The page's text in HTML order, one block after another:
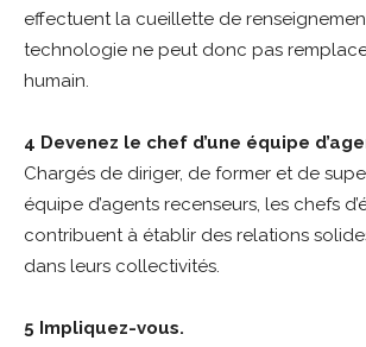
effectuent la cueillette de
technologie ne peut donc pas
humain.
4 Devenez le chef d’une équipe
Chargés de diriger, de former et de
équipe d’agents recenseurs, les chefs
contribuent à établir des relations
dans leurs collectivités.
5 Impliquez-vous.